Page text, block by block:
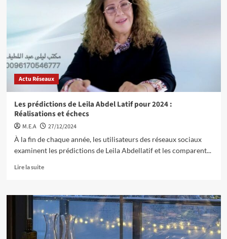
Actu Réseaux
Les prédictions de Leila Abdel Latif pour 2024 :
Réalisations et échecs
M.E.A
27/12/2024
À la fin de chaque année, les utilisateurs des réseaux sociaux
examinent les prédictions de Leila Abdellatif et les comparent...
Lire la suite